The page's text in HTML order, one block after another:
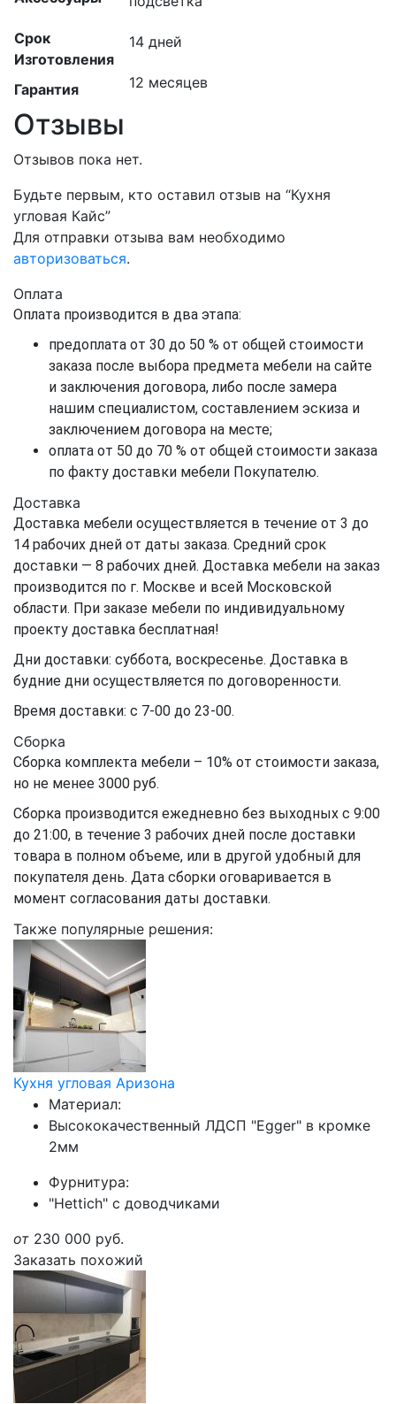
Срок
Изготовления
14 дней
Гарантия 12 месяцев
Отзывы
Отзывов пока нет.
Будьте первым, кто оставил отзыв на “Кухня
угловая Кайс”
Для отправки отзыва вам необходимо
авторизоваться.
Оплата
Оплата производится в два этапа:
предоплата от 30 до 50 % от общей стоимости
заказа после выбора предмета мебели на сайте
и заключения договора, либо после замера
нашим специалистом, составлением эскиза и
заключением договора на месте;
оплата от 50 до 70 % от общей стоимости заказа
по факту доставки мебели Покупателю.
Доставка
Доставка мебели осуществляется в течение от 3 до
14 рабочих дней от даты заказа. Средний срок
доставки — 8 рабочих дней. Доставка мебели на заказ
производится по г. Москве и всей Московской
области. При заказе мебели по индивидуальному
проекту доставка бесплатная!
Дни доставки: суббота, воскресенье. Доставка в
будние дни осуществляется по договоренности.
Время доставки: с 7-00 до 23-00.
Сборка
Сборка комплекта мебели – 10% от стоимости заказа,
но не менее 3000 руб.
Сборка производится ежедневно без выходных с 9:00
до 21:00, в течение 3 рабочих дней после доставки
товара в полном объеме, или в другой удобный для
покупателя день. Дата сборки оговаривается в
момент согласования даты доставки.
Также популярные решения:
Кухня угловая Аризона
Материал:
Высококачественный ЛДСП "Egger" в кромке
2мм
Фурнитура:
"Hettich" с доводчиками
от 230 000 руб.
Заказать похожий